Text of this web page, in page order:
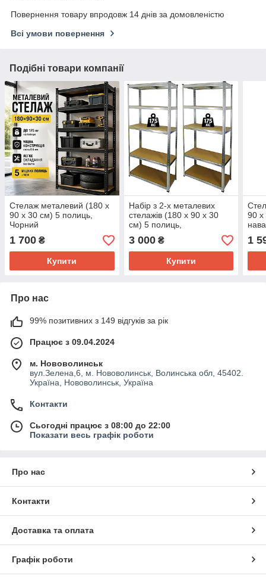
Повернення товару впродовж 14 днів за домовленістю
Всі умови повернення
Подібні товари компанії
Стелаж металевий (180 x
90 x 30 см) 5 полиць,
Чорний
1 700 ₴
Купити
Набір з 2-х металевих
стелажів (180 x 90 x 30
см) 5 полиць,
навантаження - 175 кг на
полицю, Сірий
3 000₴
Купити
90 x
1
Про нас
99% позитивних з 149 відгуків за рік
Працює з 09.04.2024
м. Нововолинськ
вул.Зелена,6, м. Нововолинськ, Волинська обл, 45402.
Україна, Нововолинськ, Україна
Контакти
Сьогодні працює з 08:00 до 22:00
Показати весь графік роботи
Про нас
Контакти
Доставка та оплата
Графік роботи